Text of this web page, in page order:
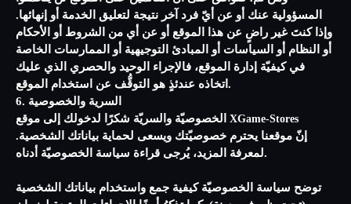
المسؤولية عنك أو عن أيّ فرد آخر نتيجة لتعليق الخدمة أو إنهائها.
وإذا كنتَ غير راضٍ عن هذا الموقع أو عن أي من الشروط أو الأحكام
أو النظام أو السياسات أو المبادئ التوجيهية أو الممارسات الخاصة
في كيفيّة إدارة الموقع، فالإجراء الوحيد والحصري الذي عليك
اتخاذه عندئذٍ هو التوقُّف عن استخدام الموقع.
6. السرية والخصوصية
XGame-Stores
إنّ موقعنا يحترم خصوصيّتك ويسعى لحماية بياناتك الشخصية.
لمعرفة المزيد، يُرجى قراءة سياسة الخصوصيّة أدناه.
توضح سياسة الخصوصيّة كيفية جمع واستخدام بياناتك الشخصية